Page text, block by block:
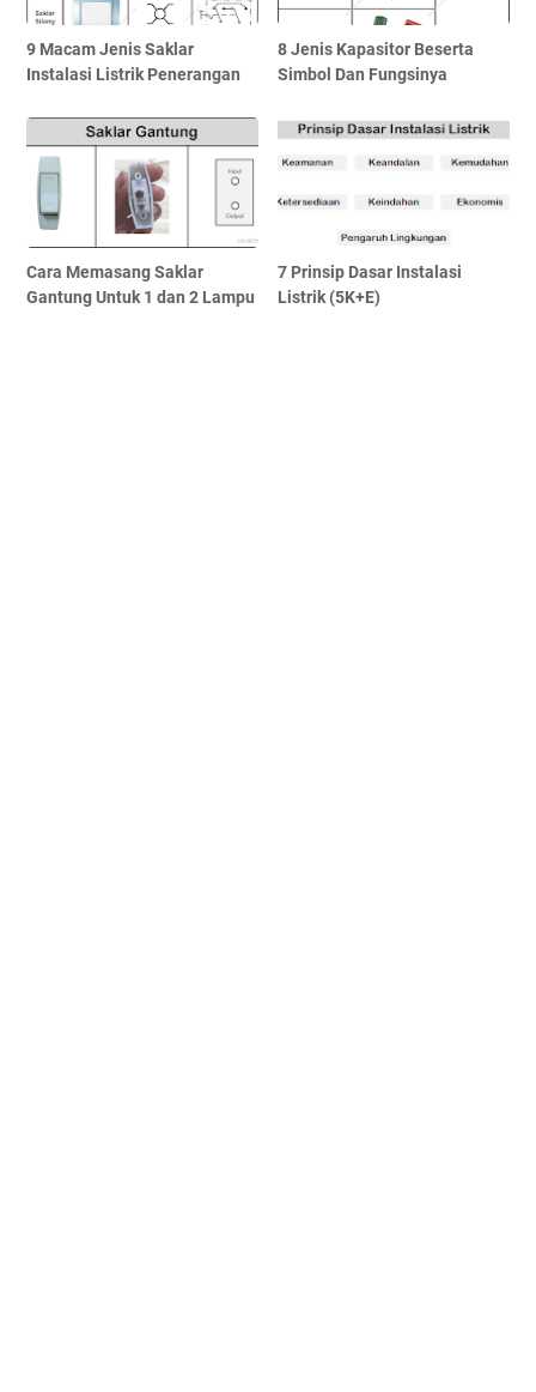
9 Macam Jenis Saklar
Instalasi Listrik Penerangan
8 Jenis Kapasitor Beserta
Simbol Dan Fungsinya
Cara Memasang Saklar
Gantung Untuk 1 dan 2 Lampu
7 Prinsip Dasar Instalasi
Listrik (5K+E)